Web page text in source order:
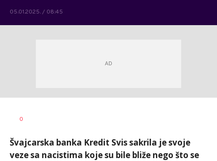
05.01.2025. / 08:45
AUTOR
0
Švajcarska banka Kredit Svis sakrila je svoje
veze sa nacistima koje su bile bliže nego što se